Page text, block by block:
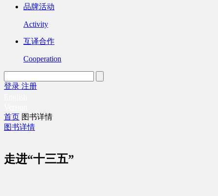
品牌活动
Activity
互译合作
Cooperation
登录 注册
首页 图书详情
图书详情
走进“十三五”